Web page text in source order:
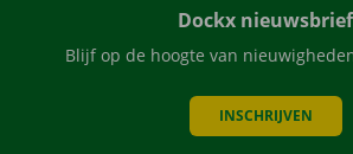
Dockx nieuwsbrief
Blijf op de hoogte van
INSCHRIJVEN